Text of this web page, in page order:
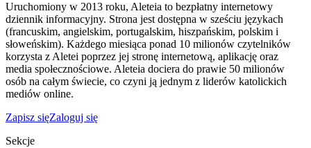
Uruchomiony w 2013 roku, Aleteia to bezpłatny internetowy
dziennik informacyjny. Strona jest dostępna w sześciu językach
(francuskim, angielskim, portugalskim, hiszpańskim, polskim i
słoweńskim). Każdego miesiąca ponad 10 milionów czytelników
korzysta z Aletei poprzez jej stronę internetową, aplikację oraz
media społecznościowe. Aleteia dociera do prawie 50 milionów
osób na całym świecie, co czyni ją jednym z liderów katolickich
mediów online.
Zapisz sięZaloguj się
Sekcje